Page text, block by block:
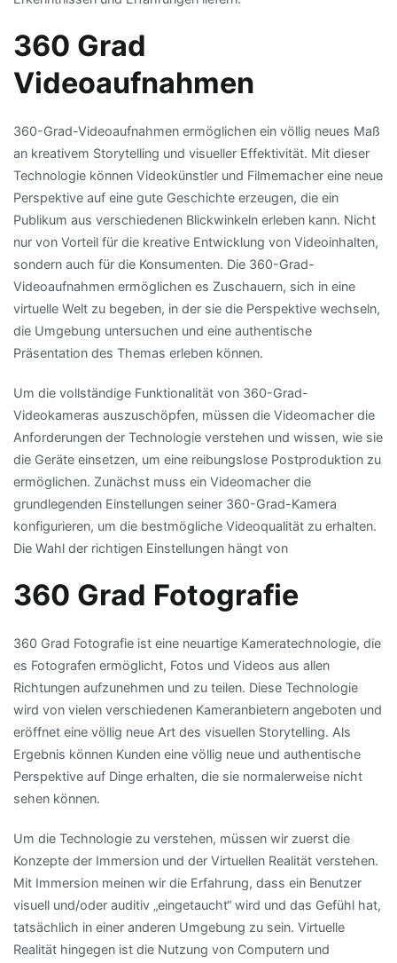
360 Grad
Videoaufnahmen
360-Grad-Videoaufnahmen ermöglichen ein völlig neues Maß
an kreativem Storytelling und visueller Effektivität. Mit dieser
Technologie können Videokünstler und Filmemacher eine neue
Perspektive auf eine gute Geschichte erzeugen, die ein
Publikum aus verschiedenen Blickwinkeln erleben kann. Nicht
nur von Vorteil für die kreative Entwicklung von Videoinhalten,
sondern auch für die Konsumenten. Die 360-Grad-
Videoaufnahmen ermöglichen es Zuschauern, sich in eine
virtuelle Welt zu begeben, in der sie die Perspektive wechseln,
die Umgebung untersuchen und eine authentische
Präsentation des Themas erleben können.
Um die vollständige Funktionalität von 360-Grad-
Videokameras auszuschöpfen, müssen die Videomacher die
Anforderungen der Technologie verstehen und wissen, wie sie
die Geräte einsetzen, um eine reibungslose Postproduktion zu
ermöglichen. Zunächst muss ein Videomacher die
grundlegenden Einstellungen seiner 360-Grad-Kamera
konfigurieren, um die bestmögliche Videoqualität zu erhalten.
Die Wahl der richtigen Einstellungen hängt von
360 Grad Fotografie
360 Grad Fotografie ist eine neuartige Kameratechnologie, die
es Fotografen ermöglicht, Fotos und Videos aus allen
Richtungen aufzunehmen und zu teilen. Diese Technologie
wird von vielen verschiedenen Kameranbietern angeboten und
eröffnet eine völlig neue Art des visuellen Storytelling. Als
Ergebnis können Kunden eine völlig neue und authentische
Perspektive auf Dinge erhalten, die sie normalerweise nicht
sehen können.
Um die Technologie zu verstehen, müssen wir zuerst die
Konzepte der Immersion und der Virtuellen Realität verstehen.
Mit Immersion meinen wir die Erfahrung, dass ein Benutzer
visuell und/oder auditiv „eingetaucht“ wird und das Gefühl hat,
tatsächlich in einer anderen Umgebung zu sein. Virtuelle
Realität hingegen ist die Nutzung von Computern und